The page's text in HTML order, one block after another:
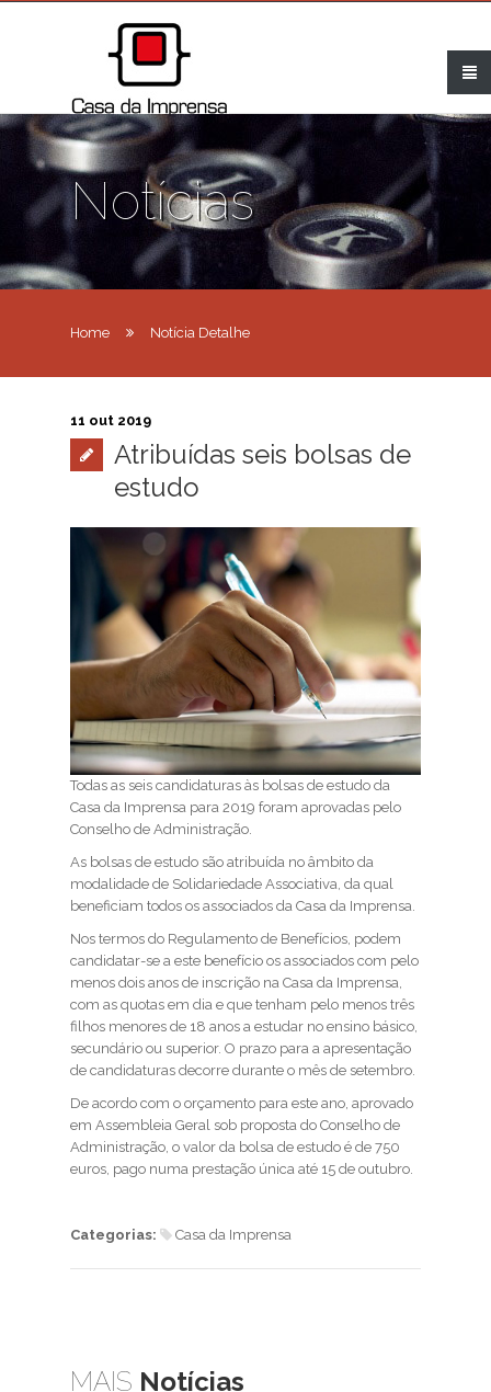
Notícias
Home Notícia Detalhe
11 out 2019
Atribuídas seis bolsas de
estudo
Todas as seis candidaturas às bolsas de estudo da
Casa da Imprensa para 2019 foram aprovadas pelo
Conselho de Administração.
As bolsas de estudo são atribuída no âmbito da
modalidade de Solidariedade Associativa, da qual
beneficiam todos os associados da Casa da Imprensa.
Nos termos do Regulamento de Benefícios, podem
candidatar-se a este benefício os associados com pelo
menos dois anos de inscrição na Casa da Imprensa,
com as quotas em dia e que tenham pelo menos três
filhos menores de 18 anos a estudar no ensino básico,
secundário ou superior. O prazo para a apresentação
de candidaturas decorre durante o mês de setembro.
De acordo com o orçamento para este ano, aprovado
em Assembleia Geral sob proposta do Conselho de
Administração, o valor da bolsa de estudo é de 750
euros, pago numa prestação única até 15 de outubro.
Categorias: Casa da Imprensa
MAIS Notícias